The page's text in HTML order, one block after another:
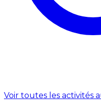
Voir toutes les activités